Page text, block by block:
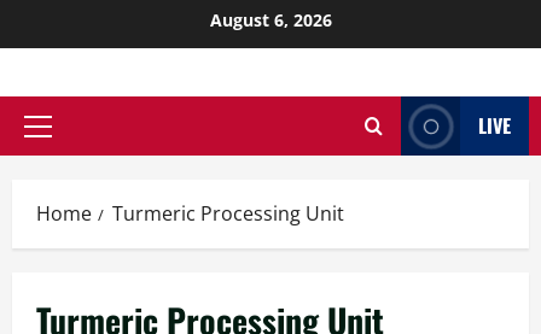
August 6, 2026
LIVE
Home Turmeric Processing Unit
Turmeric Processing Unit